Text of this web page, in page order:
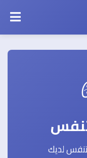
لديك